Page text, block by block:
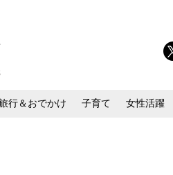
行＆おでかけ 子育て 女性活躍